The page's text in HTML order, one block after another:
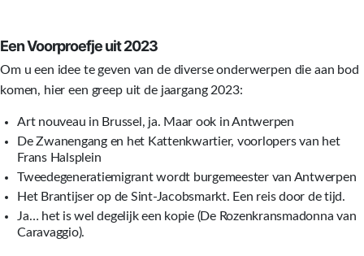
Een Voorproefje uit 2023
Om u een idee te geven van de diverse onderwerpen die aan bod
komen, hier een greep uit de jaargang 2023:
Art nouveau in Brussel, ja. Maar ook in Antwerpen
De Zwanengang en het Kattenkwartier, voorlopers van het
Frans Halsplein
Tweedegeneratiemigrant wordt burgemeester van Antwerpen
Het Brantijser op de Sint-Jacobsmarkt. Een reis door de tijd.
Ja… het is wel degelijk een kopie (De Rozenkransmadonna van
Caravaggio).